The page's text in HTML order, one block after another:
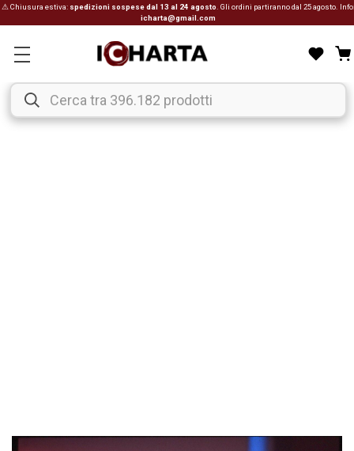
⚠ Chiusura estiva: spedizioni sospese dal 13 al 24 agosto . Gli ordini partiranno dal 25 agosto. Info:
icharta@gmail.com